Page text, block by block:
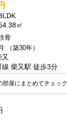
㎡
骨
（築30年）
又
線 柴又駅 徒歩3分
部屋にまとめてチェック